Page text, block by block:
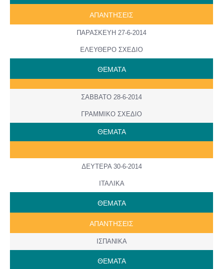
ΑΠΑΝΤΗΣΕΙΣ
ΠΑΡΑΣΚΕΥΗ 27-6-2014
ΕΛΕΥΘΕΡΟ ΣΧΕΔΙΟ
ΘΕΜΑΤΑ
ΣΑΒΒΑΤΟ 28-6-2014
ΓΡΑΜΜΙΚΟ ΣΧΕΔΙΟ
ΘΕΜΑΤΑ
ΔΕΥΤΕΡΑ 30-6-2014
ITAΛΙΚΑ
ΘΕΜΑΤΑ
ΑΠΑΝΤΗΣΕΙΣ
ΙΣΠΑΝΙΚΑ
ΘΕΜΑΤΑ